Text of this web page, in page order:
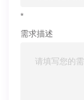
*
需求描述